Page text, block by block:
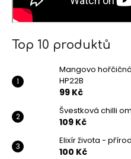
Top 10 produktů
Mangovo
HP22B
99 Kč
Švestková chilli
109 Kč
Elixír života -
100 Kč